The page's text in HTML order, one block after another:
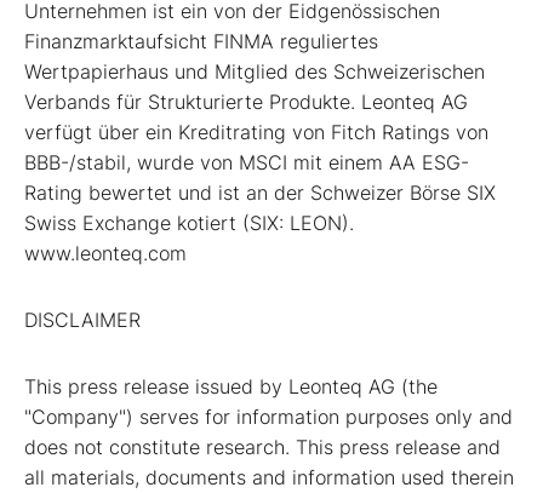
Unternehmen ist ein von der Eidgenössischen
Finanzmarktaufsicht FINMA reguliertes
Wertpapierhaus und Mitglied des Schweizerischen
Verbands für Strukturierte Produkte. Leonteq AG
verfügt über ein Kreditrating von Fitch Ratings von
BBB-/stabil, wurde von MSCI mit einem AA ESG-
Rating bewertet und ist an der Schweizer Börse SIX
Swiss Exchange kotiert (SIX: LEON).
www.leonteq.com
DISCLAIMER
This press release issued by Leonteq AG (the
"Company") serves for information purposes only and
does not constitute research. This press release and
all materials, documents and information used therein